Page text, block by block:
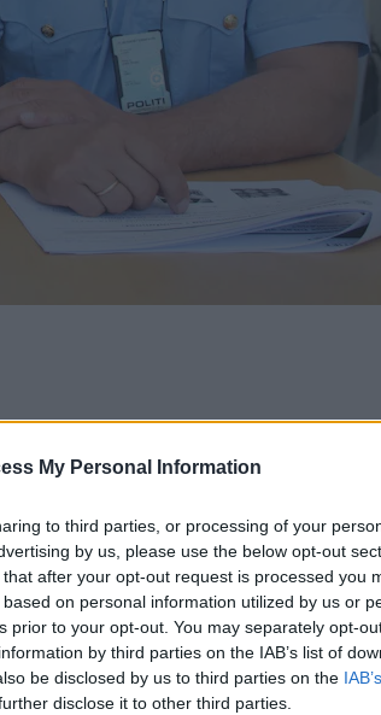
My Personal Information
to third parties, or processing of your
by us, please use the below opt-out
after your opt-out request is processed you
on personal information utilized by us or
prior to your opt-out. You may separately opt-
by third parties on the IAB’s list of
be disclosed by us to third parties on the
disclose it to other third parties.
viser til tall som forteller om en drastisk
er sikre på at tallet kommer til å stige i takt